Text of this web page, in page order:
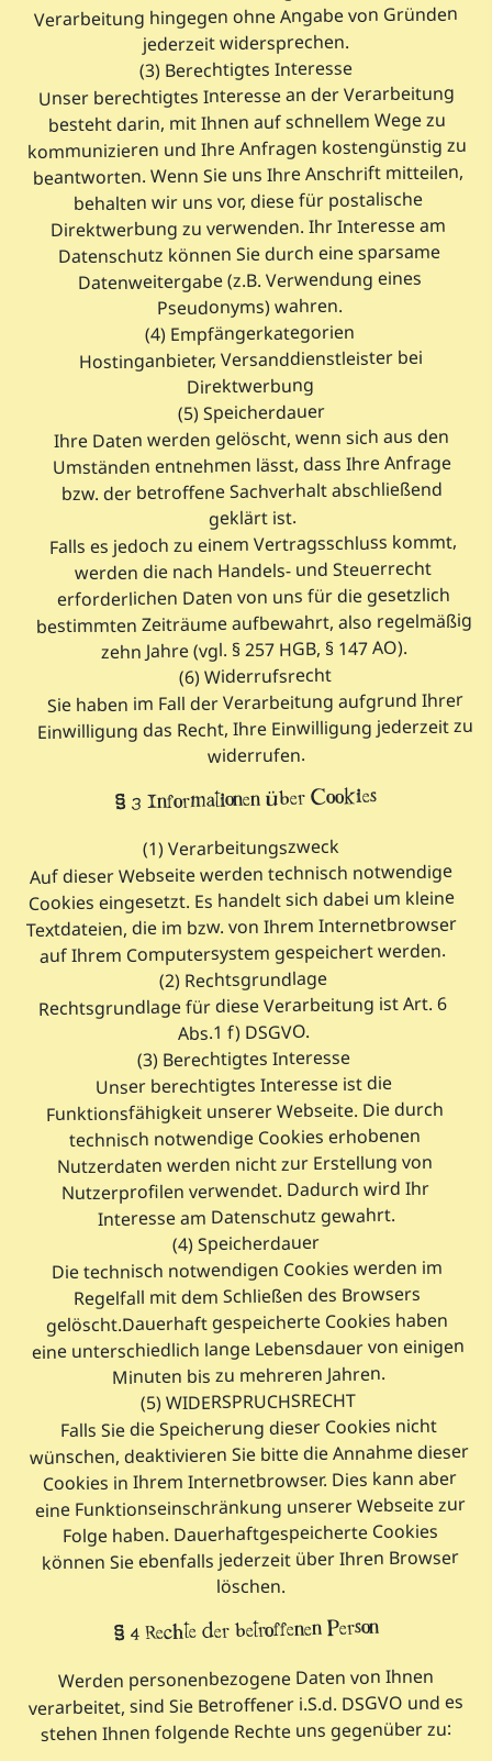
Verarbeitung hingegen ohne Angabe von Gründen
jederzeit widersprechen.
(3) Berechtigtes Interesse
Unser berechtigtes Interesse an der Verarbeitung
besteht darin, mit Ihnen auf schnellem Wege zu
kommunizieren und Ihre Anfragen kostengünstig zu
beantworten. Wenn Sie uns Ihre Anschrift mitteilen,
behalten wir uns vor, diese für postalische
Direktwerbung zu verwenden. Ihr Interesse am
Datenschutz können Sie durch eine sparsame
Datenweitergabe (z.B. Verwendung eines
Pseudonyms) wahren.
(4) Empfängerkategorien
Hostinganbieter, Versanddienstleister bei
Direktwerbung
(5) Speicherdauer
Ihre Daten werden gelöscht, wenn sich aus den
Umständen entnehmen lässt, dass Ihre Anfrage
bzw. der betroffene Sachverhalt abschließend
geklärt ist.
Falls es jedoch zu einem Vertragsschluss kommt,
werden die nach Handels- und Steuerrecht
erforderlichen Daten von uns für die gesetzlich
bestimmten Zeiträume aufbewahrt, also regelmäßig
zehn Jahre (vgl. § 257 HGB, § 147 AO).
(6) Widerrufsrecht
Sie haben im Fall der Verarbeitung aufgrund Ihrer
Einwilligung das Recht, Ihre Einwilligung jederzeit zu
widerrufen.
§ 3 Informationen über Cookies
(1) Verarbeitungszweck
Auf dieser Webseite werden technisch notwendige
Cookies eingesetzt. Es handelt sich dabei um kleine
Textdateien, die im bzw. von Ihrem Internetbrowser
auf Ihrem Computersystem gespeichert werden.
(2) Rechtsgrundlage
Rechtsgrundlage für diese Verarbeitung ist Art. 6
Abs.1 f) DSGVO.
(3) Berechtigtes Interesse
Unser berechtigtes Interesse ist die
Funktionsfähigkeit unserer Webseite. Die durch
technisch notwendige Cookies erhobenen
Nutzerdaten werden nicht zur Erstellung von
Nutzerprofilen verwendet. Dadurch wird Ihr
Interesse am Datenschutz gewahrt.
(4) Speicherdauer
Die technisch notwendigen Cookies werden im
Regelfall mit dem Schließen des Browsers
gelöscht.Dauerhaft gespeicherte Cookies haben
eine unterschiedlich lange Lebensdauer von einigen
Minuten bis zu mehreren Jahren.
(5) WIDERSPRUCHSRECHT
Falls Sie die Speicherung dieser Cookies nicht
wünschen, deaktivieren Sie bitte die Annahme dieser
Cookies in Ihrem Internetbrowser. Dies kann aber
eine Funktionseinschränkung unserer Webseite zur
Folge haben. Dauerhaftgespeicherte Cookies
können Sie ebenfalls jederzeit über Ihren Browser
löschen.
§ 4 Rechte der betroffenen Person
Werden personenbezogene Daten von Ihnen
verarbeitet, sind Sie Betroffener i.S.d. DSGVO und es
stehen Ihnen folgende Rechte uns gegenüber zu: